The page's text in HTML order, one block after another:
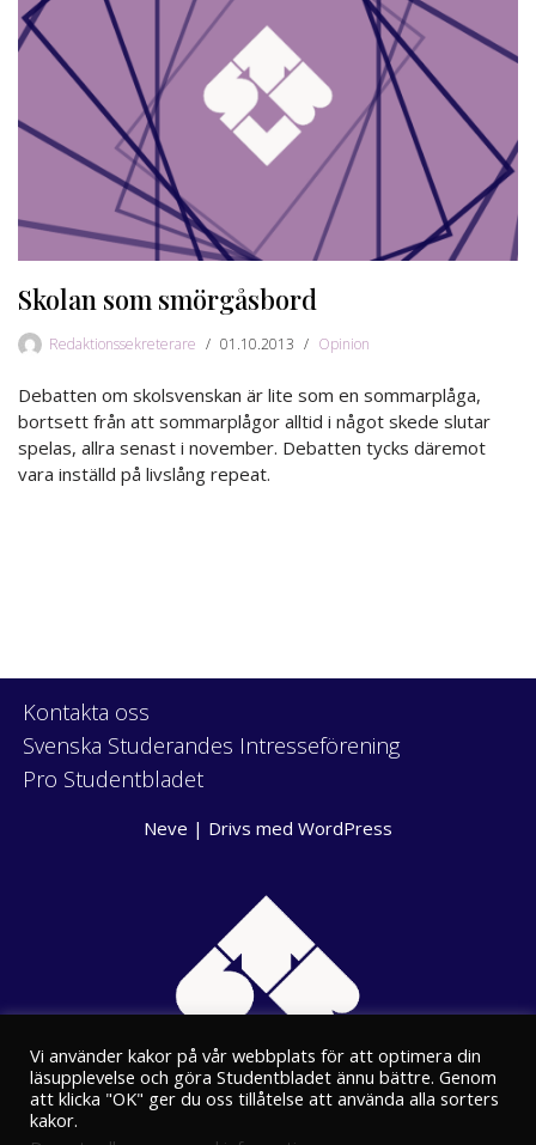
Skolan som smörgåsbord
Redaktionssekreterare 01.10.2013 Opinion
Debatten om skolsvenskan är lite som en sommarplåga,
bortsett från att sommarplågor alltid i något skede slutar
spelas, allra senast i november. Debatten tycks däremot
vara inställd på livslång repeat.
Kontakta oss
Svenska Studerandes Intresseförening
Pro Studentbladet
Neve | Drivs med WordPress
Vi använder kakor på vår webbplats för att optimera din
läsupplevelse och göra Studentbladet ännu bättre. Genom
att klicka "OK" ger du oss tillåtelse att använda alla sorters
kakor.